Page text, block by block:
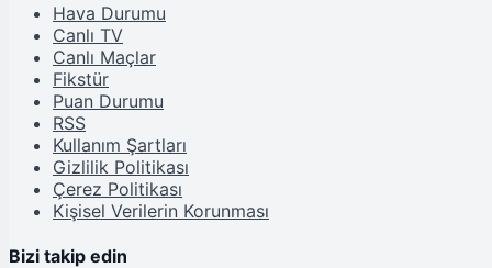
Hava Durumu
Canlı TV
Canlı Maçlar
Fikstür
Puan Durumu
RSS
Kullanım Şartları
Gizlilik Politikası
Çerez Politikası
Kişisel Verilerin Korunması
Bizi takip edin